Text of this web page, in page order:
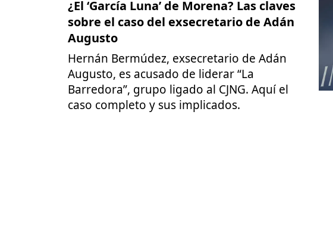
¿El ‘García Luna’ de Morena? Las claves
sobre el caso del exsecretario de Adán
Augusto
Hernán Bermúdez, exsecretario de Adán
Augusto, es acusado de liderar “La
Barredora”, grupo ligado al CJNG. Aquí el
caso completo y sus implicados.